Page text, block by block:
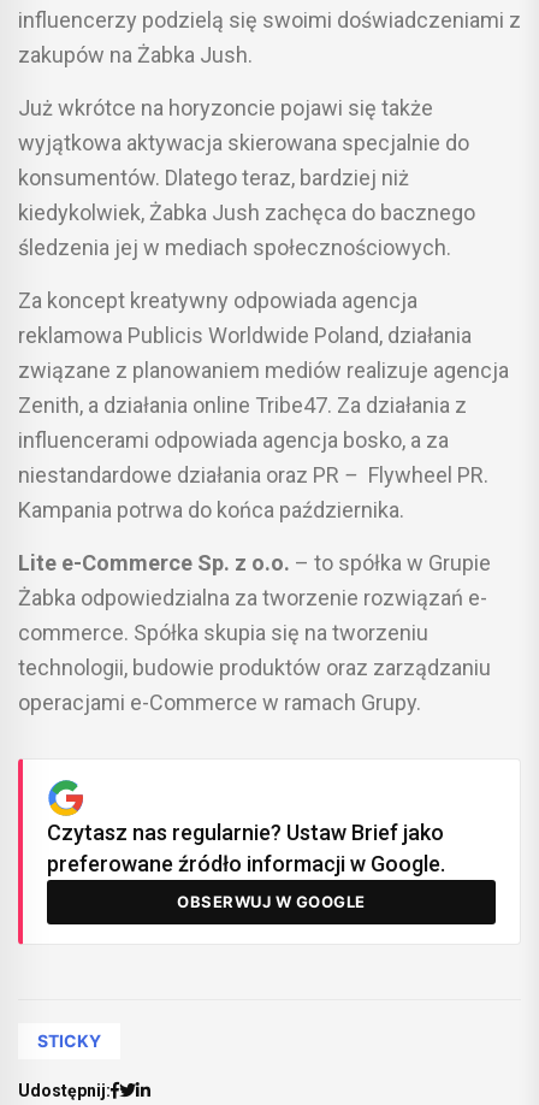
influencerzy podzielą się swoimi doświadczeniami z
zakupów na Żabka Jush.
Już wkrótce na horyzoncie pojawi się także
wyjątkowa aktywacja skierowana specjalnie do
konsumentów. Dlatego teraz, bardziej niż
kiedykolwiek, Żabka Jush zachęca do bacznego
śledzenia jej w mediach społecznościowych.
Za koncept kreatywny odpowiada agencja
reklamowa Publicis Worldwide Poland, działania
związane z planowaniem mediów realizuje agencja
Zenith, a działania online Tribe47. Za działania z
influencerami odpowiada agencja bosko, a za
niestandardowe działania oraz PR – Flywheel PR.
Kampania potrwa do końca października.
Lite e-Commerce Sp. z o.o. – to spółka w Grupie
Żabka odpowiedzialna za tworzenie rozwiązań e-
commerce. Spółka skupia się na tworzeniu
technologii, budowie produktów oraz zarządzaniu
operacjami e-Commerce w ramach Grupy.
Czytasz nas regularnie? Ustaw Brief jako
preferowane źródło informacji w Google.
OBSERWUJ W GOOGLE
STICKY
Udostępnij: